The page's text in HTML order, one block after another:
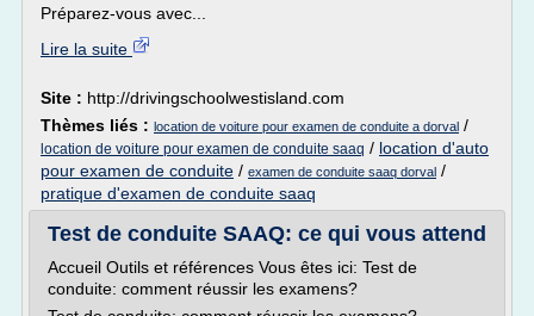
Préparez-vous avec...
Lire la suite
Site : http://drivingschoolwestisland.com
Thèmes liés : location de voiture pour examen de conduite a dorval /
location de voiture pour examen de conduite saaq / location d'auto
pour examen de conduite / examen de conduite saaq dorval /
pratique d'examen de conduite saaq
Test de conduite SAAQ: ce qui vous attend
Accueil Outils et références Vous êtes ici: Test de
conduite: comment réussir les examens?